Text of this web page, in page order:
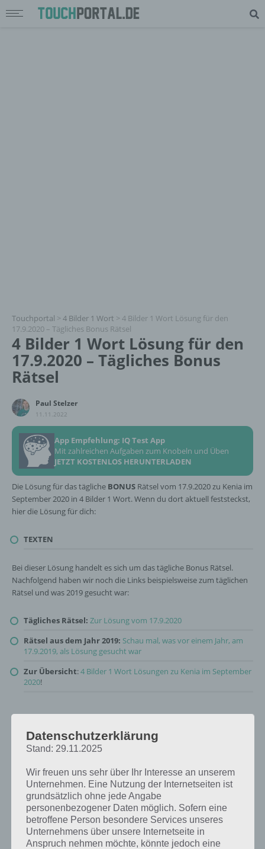
Touchportal > 4 Bilder 1 Wort > 4 Bilder 1 Wort Lösung für den
17.9.2020 – Tägliches Bonus Rätsel
4 Bilder 1 Wort Lösung für den
17.9.2020 – Tägliches Bonus
Rätsel
Paul Stelzer
11.11.2022
App Empfehlung: IQ Test App
Mit zahlreichen Aufgaben zum Knobeln und Üben
JETZT KOSTENLOS HERUNTERLADEN
Die Lösung für das tägliche BONUS Rätsel vom 17.9.2020 zu Kenia im
September 2020 in 4 Bilder 1 Wort. Wenn du dort aktuell feststeckst,
hier die Lösung für dich:
TEXTEN
Bei dieser Lösung handelt es sich um das tägliche Bonus Rätsel.
Nachfolgend haben wir noch die Links beispielsweise zum täglichen
Rätsel und was 2019 gesucht war:
Tägliches Rätsel: Zur Lösung vom 17.9.2020
Rätsel aus dem Jahr 2019: Schau mal, was vor einem Jahr, am
17.9.2019, als Lösung gesucht war
Zur Übersicht:4 Bilder 1 Wort Lösungen zu Kenia im September
2020!
Datenschutzerklärung
Stand: 29.11.2025
Wir freuen uns sehr über Ihr Interesse an unserem
Unternehmen. Eine Nutzung der Internetseiten ist
grundsätzlich ohne jede Angabe
personenbezogener Daten möglich. Sofern eine
betroffene Person besondere Services unseres
Unternehmens über unsere Internetseite in
Anspruch nehmen möchte, könnte jedoch eine